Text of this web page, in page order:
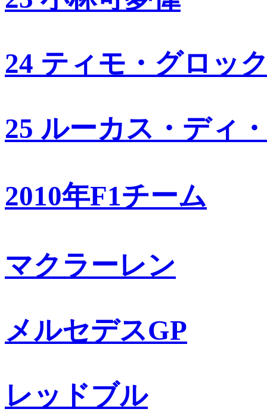
24 ティモ・グロッ
25 ルーカス・ディ
2010年F1チーム
マクラーレン
メルセデスGP
レッドブル